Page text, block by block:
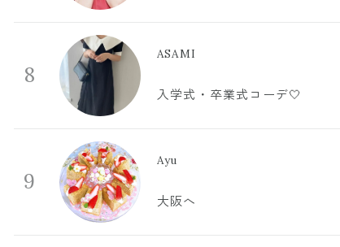
8
ASAMI
入学式・卒業式コーデ🤍
9
Ayu
大阪へ